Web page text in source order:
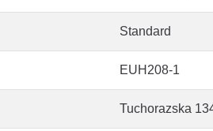
Standard
EUH208-1
Tuchorazska